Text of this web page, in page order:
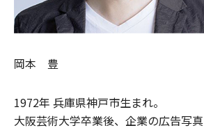
岡本 豊
1972年 兵庫県神戸市生まれ。
大阪芸術大学卒業後、企業の広告写